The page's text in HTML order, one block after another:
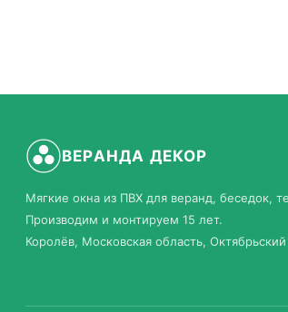
ВЕРАНДА ДЕКОР
Мягкие окна из ПВХ для веранд, беседок,
Производим и монтируем 15 лет.
Королёв, Московская область,